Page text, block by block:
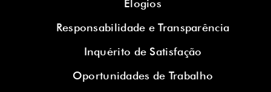
Elogios
Responsabilidade e Transparência
Inquérito de Satisfação
Oportunidades de Trabalho